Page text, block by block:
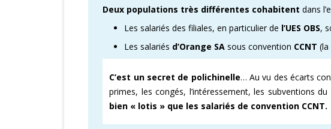
Deux populations très différentes cohabitent dans
Les salariés des filiales, en particulier de l’UES OBS,
Les salariés d’Orange SA sous convention CCNT
C’est un secret de polichinelle… Au vu des écarts
primes, les congés, l’intéressement, les subventions du
bien « lotis » que les salariés de convention CCNT.